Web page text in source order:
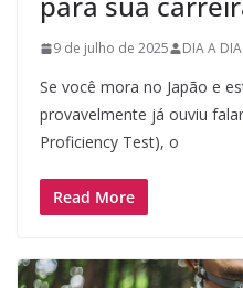
9 de julho de 2025 DIA A DIA
Se você mora no Japão e
provavelmente já ouviu
Proficiency Test), o
Read More